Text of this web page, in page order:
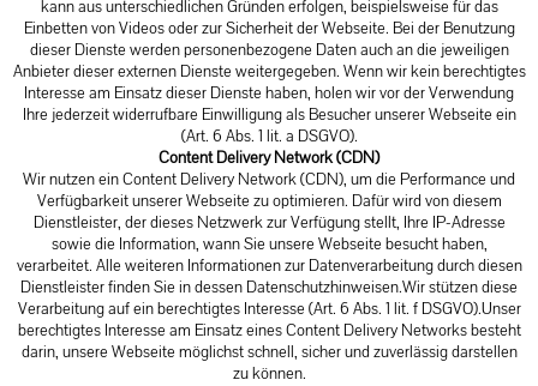
kann aus unterschiedlichen Gründen erfolgen, beispielsweise für das
Einbetten von Videos oder zur Sicherheit der Webseite. Bei der Benutzung
dieser Dienste werden personenbezogene Daten auch an die jeweiligen
Anbieter dieser externen Dienste weitergegeben. Wenn wir kein berechtigtes
Interesse am Einsatz dieser Dienste haben, holen wir vor der Verwendung
Ihre jederzeit widerrufbare Einwilligung als Besucher unserer Webseite ein
(Art. 6 Abs. 1 lit. a DSGVO).
Content Delivery Network (CDN)
Wir nutzen ein Content Delivery Network (CDN), um die Performance und
Verfügbarkeit unserer Webseite zu optimieren. Dafür wird von diesem
Dienstleister, der dieses Netzwerk zur Verfügung stellt, Ihre IP-Adresse
sowie die Information, wann Sie unsere Webseite besucht haben,
verarbeitet. Alle weiteren Informationen zur Datenverarbeitung durch diesen
Dienstleister finden Sie in dessen Datenschutzhinweisen.Wir stützen diese
Verarbeitung auf ein berechtigtes Interesse (Art. 6 Abs. 1 lit. f DSGVO).Unser
berechtigtes Interesse am Einsatz eines Content Delivery Networks besteht
darin, unsere Webseite möglichst schnell, sicher und zuverlässig darstellen
zu können.